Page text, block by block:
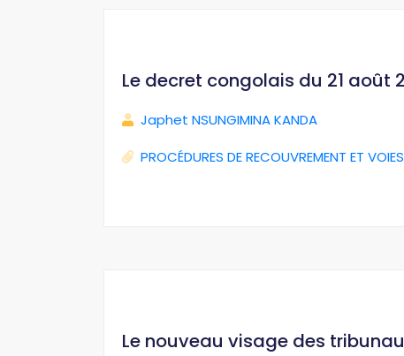
Le decret congolais du 21 août
Japhet NSUNGIMINA KANDA
PROCÉDURES DE RECOUVREMENT ET
Le nouveau visage des